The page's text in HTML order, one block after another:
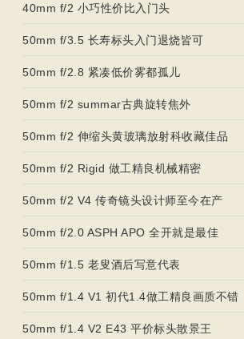
40mm f/2 小巧性价比入门头
50mm f/3.5 长寿标头入门退烧皆可
50mm f/2.8 紧凑低价雾都孤儿
50mm f/2 summar古典旋转焦外
50mm f/2 伸缩头黄玻璃放射科收藏佳品
50mm f/2 Rigid 做工精良机械精密
50mm f/2 V4 传奇镜头设计师至今在产
50mm f/2.0 ASPH APO 全开就是最佳
50mm f/1.5 老叟酒后写意代表
50mm f/1.4 V1 初代1.4做工精良画质不错
50mm f/1.4 V2 E43 平价标头散景王